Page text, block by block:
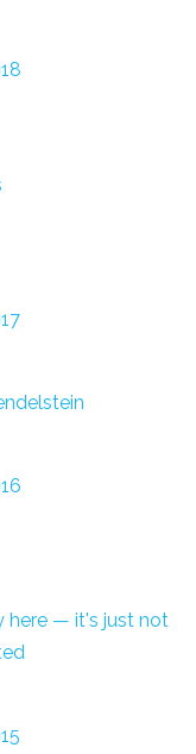
here — it's just not